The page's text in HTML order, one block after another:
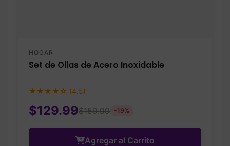
HOGAR
Set de Ollas de Acero Inoxidable
★★★★☆ (4.5)
$129.99$159.99 -19%
Agregar al Carrito